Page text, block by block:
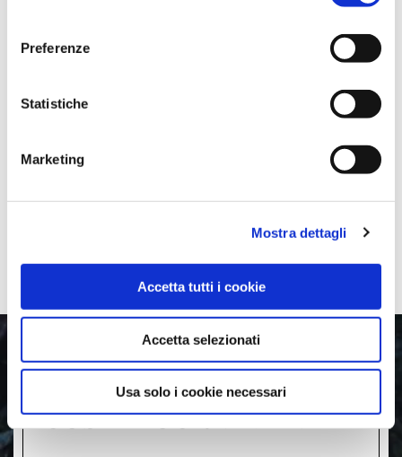
Preferenze
Statistiche
Marketing
Mostra dettagli
Accetta tutti i cookie
Accetta selezionati
Usa solo i cookie necessari
25 AUTUMN GOLF LA
COSTA TOURNAMENT